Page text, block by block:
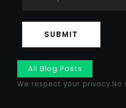
SUBMIT
All Blog Posts
We respect your privacy.No